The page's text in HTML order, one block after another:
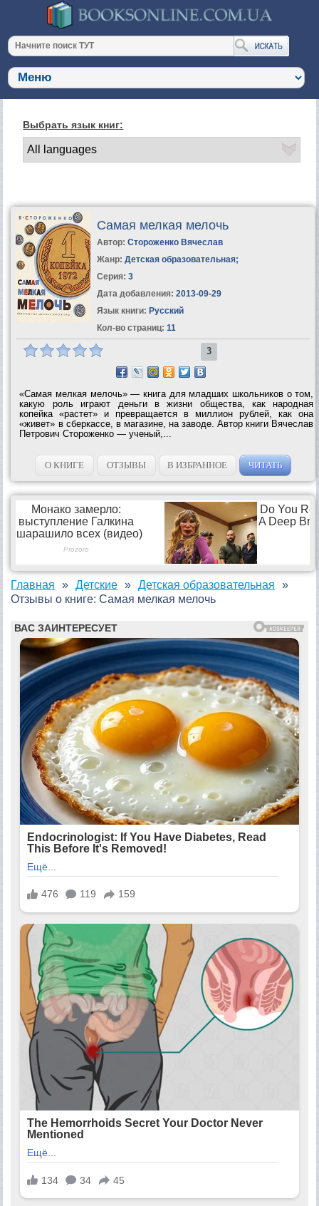
Выбрать язык книг:
Самая мелкая мелочь
Автор: Стороженко Вячеслав
Жанр: Детская образовательная;
Серия: 3
Дата добавления: 2013-09-29
Язык книги: Русский
Кол-во страниц: 11
3
«Самая мелкая мелочь» — книга для младших школьников о том,
какую роль играют деньги в жизни общества, как народная
копейка «растет» и превращается в миллион рублей, как она
«живет» в сберкассе, в магазине, на заводе. Автор книги Вячеслав
Петрович Стороженко — ученый,...
О КНИГЕ ОТЗЫВЫ В ИЗБРАННОЕ ЧИТАТЬ
Главная Детские
Детская образовательная
Отзывы о книге: Самая мелкая мелочь